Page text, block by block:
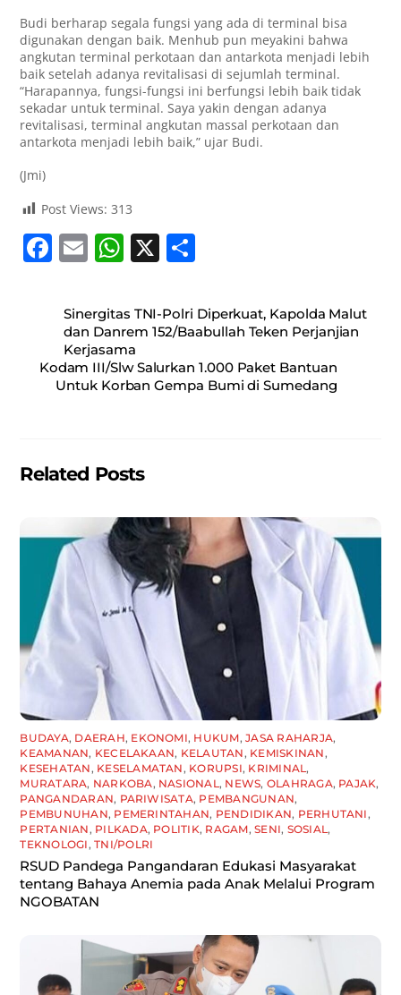
Budi berharap segala fungsi yang ada di terminal bisa
digunakan dengan baik. Menhub pun meyakini bahwa
angkutan terminal perkotaan dan antarkota menjadi lebih
baik setelah adanya revitalisasi di sejumlah terminal.
“Harapannya, fungsi-fungsi ini berfungsi lebih baik tidak
sekadar untuk terminal. Saya yakin dengan adanya
revitalisasi, terminal angkutan massal perkotaan dan
antarkota menjadi lebih baik,” ujar Budi.
(Jmi)
Post Views: 313
F
c
e
b
o
E
ai
l
W
at
s
A
p
X
ar
e
Sinergitas TNI-Polri Diperkuat, Kapolda Malut
dan Danrem 152/Baabullah Teken Perjanjian
Kerjasama
Kodam III/Slw Salurkan 1.000 Paket Bantuan
Untuk Korban Gempa Bumi di Sumedang
Related Posts
BUDAYA, DAERAH, EKONOMI, HUKUM,JASA RAHARJA,
KEAMANAN, KECELAKAAN, KELAUTAN, KEMISKINAN,
KESEHATAN, KESELAMATAN, KORUPSI, KRIMINAL,
MURATARA, NARKOBA, NASIONAL, NEWS, OLAHRAGA, PAJAK,
PANGANDARAN, PARIWISATA, PEMBANGUNAN,
PEMBUNUHAN, PEMERINTAHAN, PENDIDIKAN, PERHUTANI,
PERTANIAN, PILKADA, POLITIK, RAGAM,SENI, SOSIAL,
TEKNOLOGI,TNI/POLRI
RSUD Pandega Pangandaran Edukasi Masyarakat
tentang Bahaya Anemia pada Anak Melalui Program
NGOBATAN